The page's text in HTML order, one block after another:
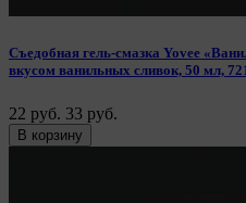
Съедобная гель-смазка Yovee
вкусом ванильных сливок, 50 мл,
22 руб. 33 руб.
В корзину